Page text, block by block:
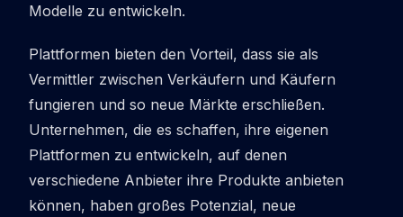
Modelle zu entwickeln.
Plattformen bieten den Vorteil, dass sie als
Vermittler zwischen Verkäufern und Käufern
fungieren und so neue Märkte erschließen.
Unternehmen, die es schaffen, ihre eigenen
Plattformen zu entwickeln, auf denen
verschiedene Anbieter ihre Produkte anbieten
können, haben großes Potenzial, neue